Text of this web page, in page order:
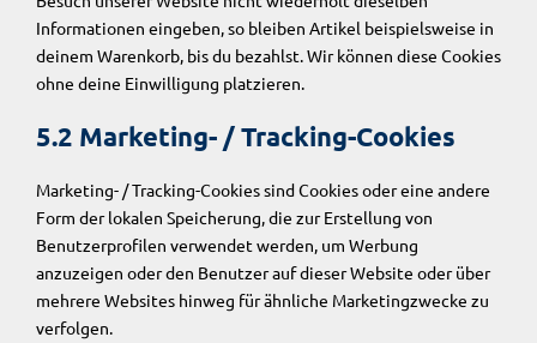
Informationen eingeben, so bleiben Artikel beispielsweise in
deinem Warenkorb, bis du bezahlst. Wir können diese Cookies
ohne deine Einwilligung platzieren.
5.2 Marketing- / Tracking-Cookies
Marketing- / Tracking-Cookies sind Cookies oder eine andere
Form der lokalen Speicherung, die zur Erstellung von
Benutzerprofilen verwendet werden, um Werbung
anzuzeigen oder den Benutzer auf dieser Website oder über
mehrere Websites hinweg für ähnliche Marketingzwecke zu
verfolgen.